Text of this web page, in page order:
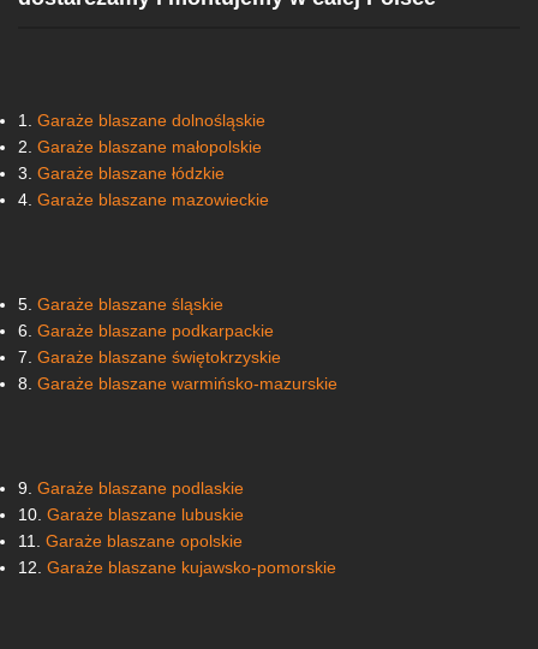
1. Garaże blaszane dolnośląskie
2. Garaże blaszane małopolskie
3. Garaże blaszane łódzkie
4. Garaże blaszane mazowieckie
5. Garaże blaszane śląskie
6. Garaże blaszane podkarpackie
7. Garaże blaszane świętokrzyskie
8. Garaże blaszane warmińsko-mazurskie
9. Garaże blaszane podlaskie
10. Garaże blaszane lubuskie
11. Garaże blaszane opolskie
12. Garaże blaszane kujawsko-pomorskie